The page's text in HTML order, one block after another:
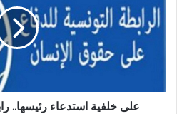
على خلفية استدعاء رئيسها..